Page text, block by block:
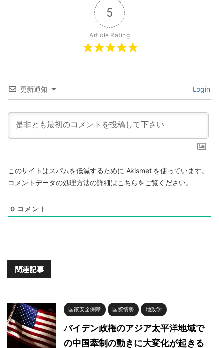
5
Article Rating
更新通知 Login
このサイトはスパムを低減するために Akismet を使っています。
コメントデータの処理方法の詳細はこちらをご覧ください。
0 コメント
関連記事
国家安全保障 国際情勢 地政学
バイデン政権のアジア太平洋地域で
の中国牽制の動きに大変化が起きる